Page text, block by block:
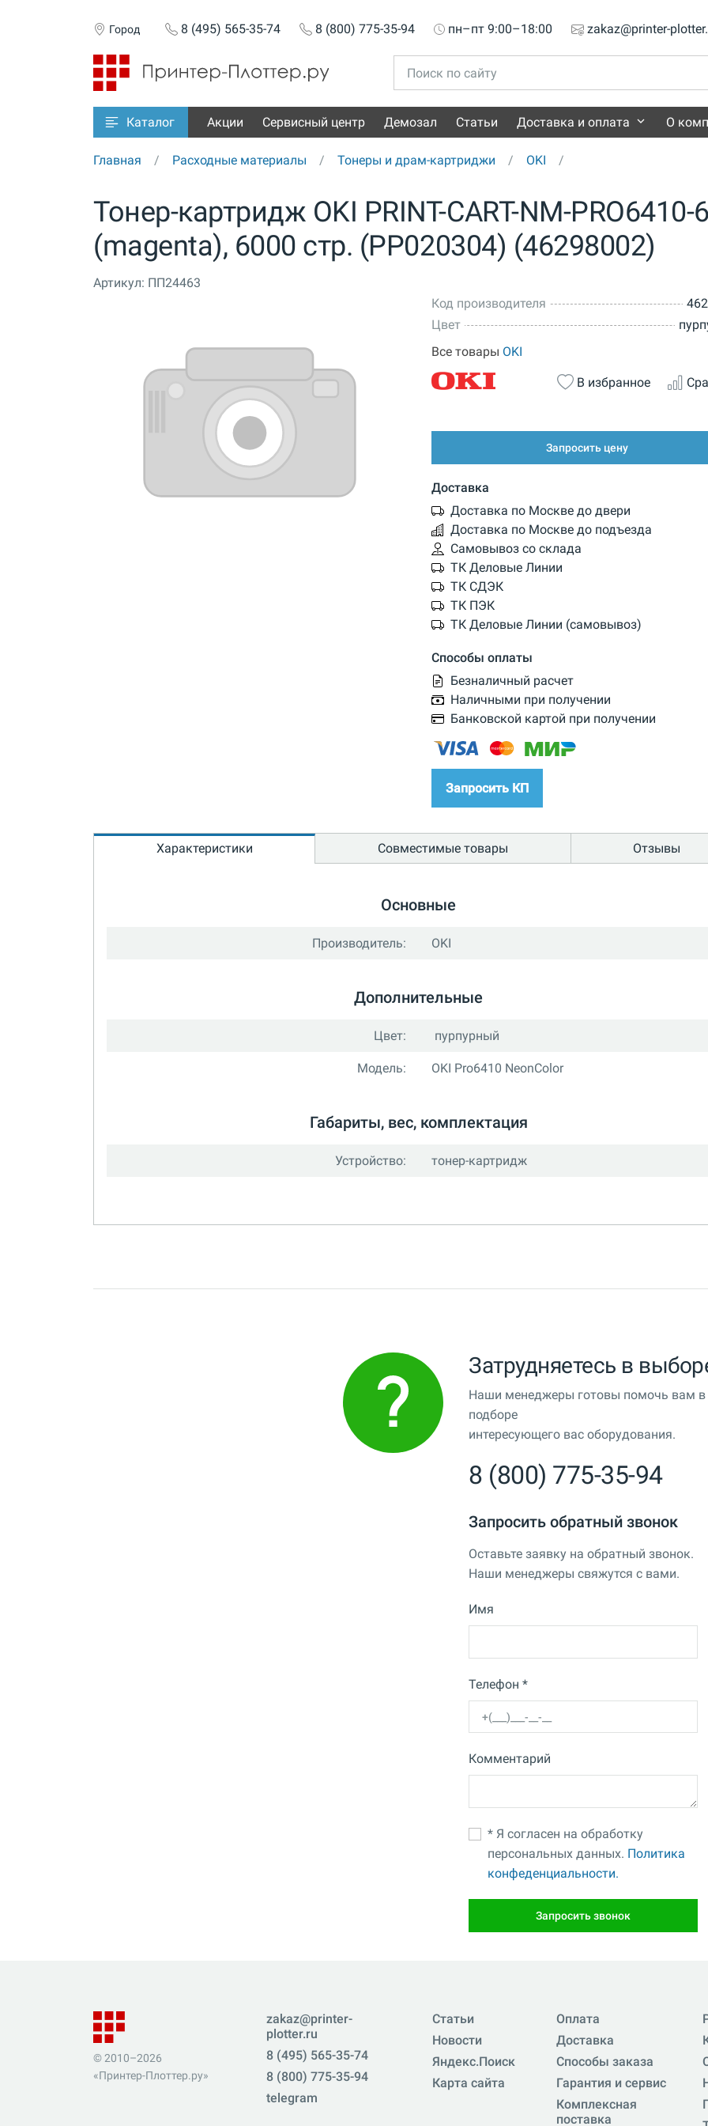
Город 8 (495) 565-35-74 8 (800) 775-35-94 пн–пт 9:00–18:00 zakaz@printer-
Каталог Акции Сервисный центр Демозал Статьи Доставка и оплата О
Главная Расходные материалы Тонеры и драм-картриджи OKI
Тонер-картридж OKI PRINT-CART-NM-PRO6410-
(magenta), 6000 стр. (PP020304) (46298002)
Артикул: ПП24463
Код производителя
Цвет
Все товары OKI
В избранное
Запросить цену
Доставка
Доставка по Москве до двери
Доставка по Москве до подъезда
Самовывоз со склада
ТК Деловые Линии
ТК СДЭК
ТК ПЭК
ТК Деловые Линии (самовывоз)
Способы оплаты
Безналичный расчет
Наличными при получении
Банковской картой при получении
Запросить КП
Характеристики Совместимые товары Отзывы
Основные
Производитель: OKI
Дополнительные
Цвет: пурпурный
Модель: OKI Pro6410 NeonColor
Габариты, вес, комплектация
Устройство: тонер-картридж
Затрудняетесь в
Наши менеджеры готовы помочь вам в
подборе
интересующего вас оборудования.
8 (800) 775-35-94
Запросить обратный звонок
Оставьте заявку на обратный звонок.
Наши менеджеры свяжутся с вами.
Имя
Телефон *
Комментарий
* Я согласен на обработку
персональных данных. Политика
конфеденциальности.
Запросить звонок
© 2010–2026
«Принтер-Плоттер.ру»
zakaz@printer-
plotter.ru
8 (495) 565-35-74
8 (800) 775-35-94
telegram
Статьи
Новости
Яндекс.Поиск
Карта сайта
Оплата
Доставка
Способы заказа
Гарантия и сервис
Комплексная
поставка